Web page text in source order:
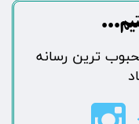
محبوب ترین رسانه